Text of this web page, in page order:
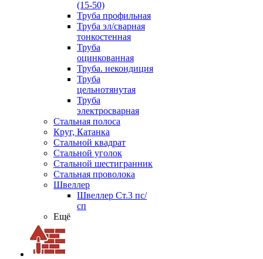
(15-50)
Труба профильная
Труба эл/сварная
тонкостенная
Труба
оцинкованная
Труба. некондиция
Труба
цельнотянутая
Труба
электросварная
Стальная полоса
Круг, Катанка
Стальной квадрат
Стальной уголок
Стальной шестигранник
Стальная проволока
Швеллер
Швеллер Ст.3 пс/
сп
Ещё